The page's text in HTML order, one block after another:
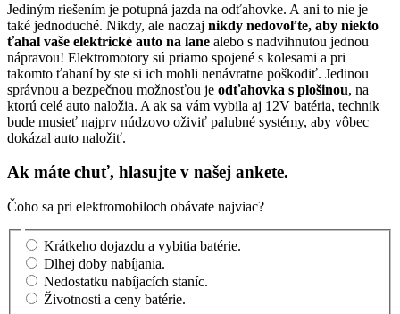
Jediným riešením je potupná jazda na odťahovke. A ani to nie je
také jednoduché. Nikdy, ale naozaj nikdy nedovoľte, aby niekto
ťahal vaše elektrické auto na lane alebo s nadvihnutou jednou
nápravou! Elektromotory sú priamo spojené s kolesami a pri
takomto ťahaní by ste si ich mohli nenávratne poškodiť. Jedinou
správnou a bezpečnou možnosťou je odťahovka s plošinou, na
ktorú celé auto naložia. A ak sa vám vybila aj 12V batéria, technik
bude musieť najprv núdzovo oživiť palubné systémy, aby vôbec
dokázal auto naložiť.
Ak máte chuť, hlasujte v našej ankete.
Čoho sa pri elektromobiloch obávate najviac?
Krátkeho dojazdu a vybitia batérie.
Dlhej doby nabíjania.
Nedostatku nabíjacích staníc.
Životnosti a ceny batérie.